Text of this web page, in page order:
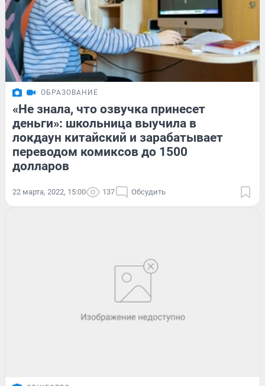
ОБРАЗОВАНИЕ
«Не знала, что озвучка принесет
деньги»: школьница выучила в
локдаун китайский и зарабатывает
переводом комиксов до 1500
долларов
22 марта, 2022, 15:00 137 Обсудить